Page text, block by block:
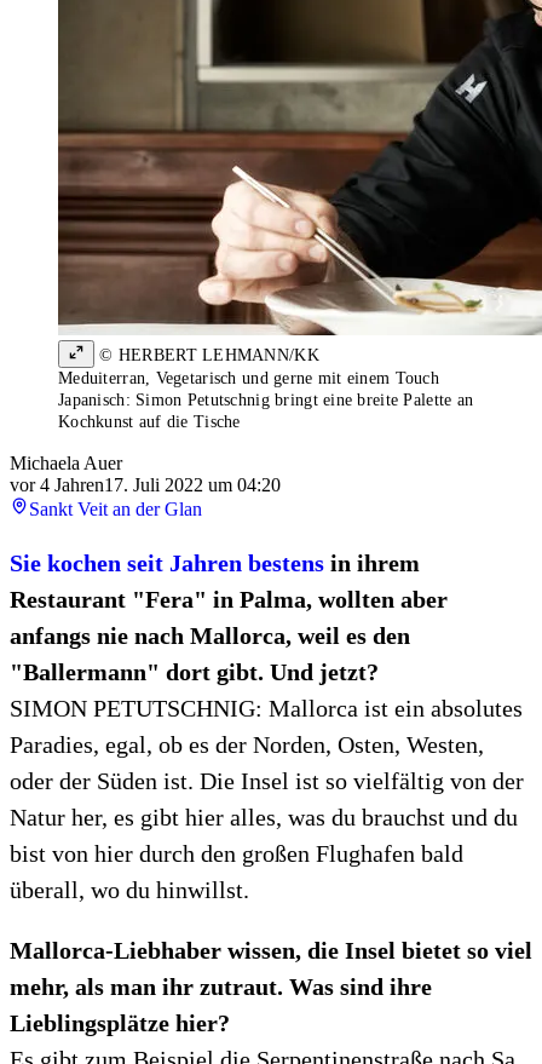
© HERBERT LEHMANN/KK
Meduiterran, Vegetarisch und gerne mit einem Touch
Japanisch: Simon Petutschnig bringt eine breite Palette an
Kochkunst auf die Tische
Michaela Auer
vor 4 Jahren17. Juli 2022 um 04:20
Sankt Veit an der Glan
Sie kochen seit Jahren bestens in ihrem
Restaurant "Fera" in Palma, wollten aber
anfangs nie nach Mallorca, weil es den
"Ballermann" dort gibt. Und jetzt?
SIMON PETUTSCHNIG: Mallorca ist ein absolutes
Paradies, egal, ob es der Norden, Osten, Westen,
oder der Süden ist. Die Insel ist so vielfältig von der
Natur her, es gibt hier alles, was du brauchst und du
bist von hier durch den großen Flughafen bald
überall, wo du hinwillst.
Mallorca-Liebhaber wissen, die Insel bietet so viel
mehr, als man ihr zutraut. Was sind ihre
Lieblingsplätze hier?